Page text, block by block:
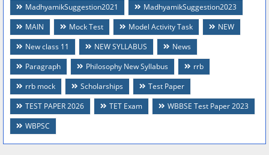
MadhyamikSuggestion2021
MadhyamikSuggestion2023
MAIN
Mock Test Model Activity Task
NEW
New class 11
NEW SYLLABUS
News
Paragraph
Philosophy New Syllabus
rrb
rrb mock
Scholarships
Test Paper
TEST PAPER 2026
TET Exam
WBBSE Test Paper 2023
WBPSC